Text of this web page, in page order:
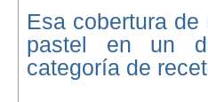
Esa cobertura
pastel en un
categoría de